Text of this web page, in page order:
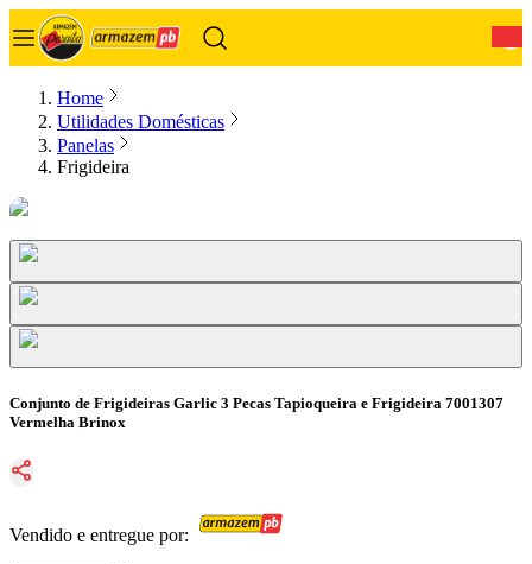
Home
Utilidades Domésticas
Panelas
Frigideira
Conjunto de Frigideiras Garlic 3 Pecas Tapioqueira e Frigideira 7001307
Vermelha Brinox
Vendido e entregue por: